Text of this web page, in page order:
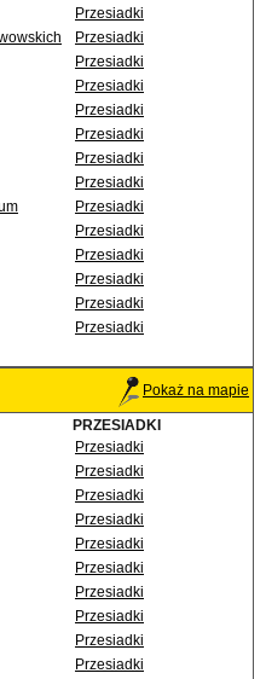
Przesiadki
Przesiadki
Przesiadki
Przesiadki
Przesiadki
Przesiadki
Przesiadki
Przesiadki
Przesiadki
Przesiadki
Przesiadki
Przesiadki
Przesiadki
Przesiadki
Pokaż na mapie
PRZESIADKI
Przesiadki
Przesiadki
Przesiadki
Przesiadki
Przesiadki
Przesiadki
Przesiadki
Przesiadki
Przesiadki
Przesiadki